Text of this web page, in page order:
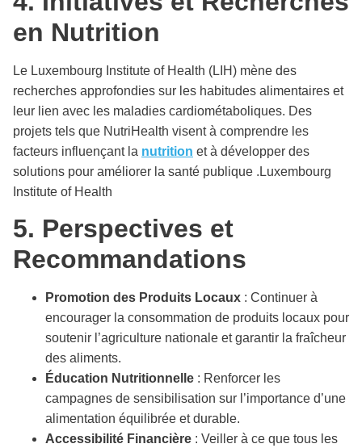
en Nutrition
Le Luxembourg Institute of Health (LIH) mène des
recherches approfondies sur les habitudes alimentaires et
leur lien avec les maladies cardiométaboliques. Des
projets tels que NutriHealth visent à comprendre les
facteurs influençant la nutrition et à développer des
solutions pour améliorer la santé publique .​Luxembourg
Institute of Health
5. Perspectives et
Recommandations
Promotion des Produits Locaux : Continuer à
encourager la consommation de produits locaux pour
soutenir l’agriculture nationale et garantir la fraîcheur
des aliments.​
Éducation Nutritionnelle : Renforcer les
campagnes de sensibilisation sur l’importance d’une
alimentation équilibrée et durable.​
Accessibilité Financière : Veiller à ce que tous les